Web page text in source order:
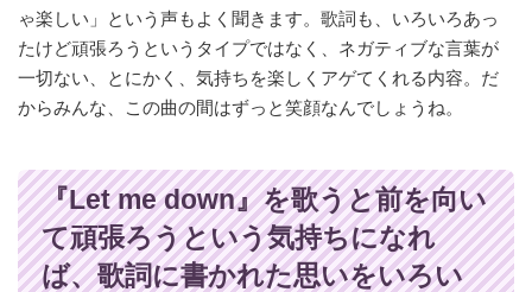
ゃ楽しい」という声もよく聞きます。歌詞も、いろいろあっ
たけど頑張ろうというタイプではなく、ネガティブな言葉が
一切ない、とにかく、気持ちを楽しくアゲてくれる内容。だ
からみんな、この曲の間はずっと笑顔なんでしょうね。
『Let me down』を歌うと前を向い
て頑張ろうという気持ちになれ
ば、歌詞に書かれた思いをいろい